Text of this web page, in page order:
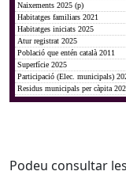
Podeu consultar